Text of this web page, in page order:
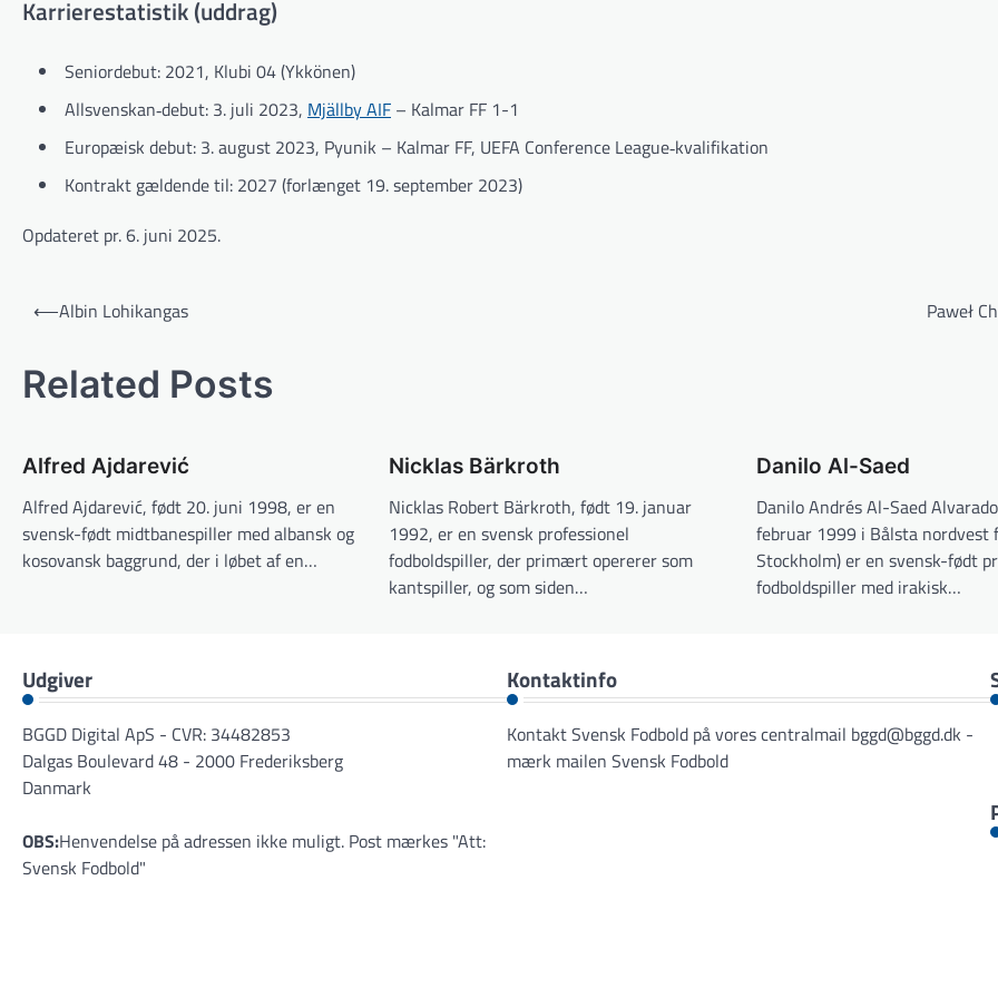
Karrierestatistik (uddrag)
Seniordebut: 2021, Klubi 04 (Ykkönen)
Allsvenskan‐debut: 3. juli 2023, Mjällby AIF – Kalmar FF 1-1
Europæisk debut: 3. august 2023, Pyunik – Kalmar FF, UEFA Conference League‐kvalifikation
Kontrakt gældende til: 2027 (forlænget 19. september 2023)
Opdateret pr. 6. juni 2025.
Indlægsnavigation
⟵Albin Lohikangas Paweł
Related Posts
Alfred Ajdarević
Alfred Ajdarević, født 20. juni 1998, er en
svensk-født midtbanespiller med albansk og
kosovansk baggrund, der i løbet af en…
Nicklas Bärkroth
Nicklas Robert Bärkroth, født 19. januar
1992, er en svensk professionel
fodboldspiller, der primært opererer som
kantspiller, og som siden…
Danilo Al-Saed
Danilo Andrés Al-Saed
februar 1999 i Bålsta nordvest
Stockholm) er en svensk-født
fodboldspiller med irakisk…
Udgiver
BGGD Digital ApS - CVR: 34482853
Dalgas Boulevard 48 - 2000 Frederiksberg
Danmark
OBS:Henvendelse på adressen ikke muligt. Post mærkes "Att:
Svensk Fodbold"
Kontaktinfo
Kontakt Svensk Fodbold på vores centralmail bggd@bggd.dk -
mærk mailen Svensk Fodbold